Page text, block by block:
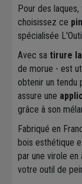
mm
-
Pour des
choisissez ce
spécialisée
Avec sa tirure
de morue - est
obtenir un tendu
assure une
grâce à son
Fabriqué en
bois esthétique
par une virole
votre outil de